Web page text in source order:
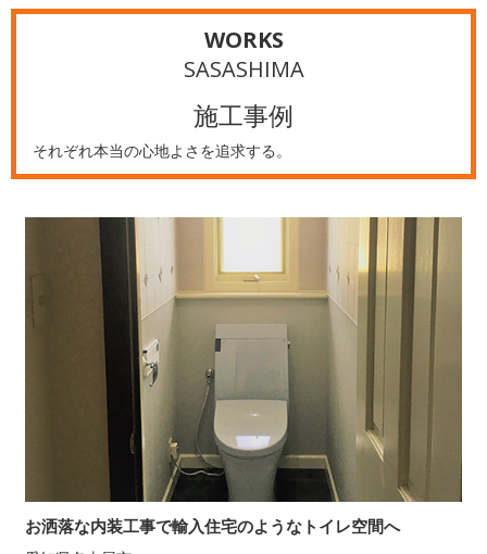
WORKS
SASASHIMA
施工事例
それぞれ本当の心地よさを追求する。
お洒落な内装工事で輸入住宅のようなトイレ空間へ